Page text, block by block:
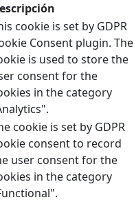
cookie is set by GDPR
Consent plugin. The
is used to store the
consent for the
in the category
cookie is set by GDPR
consent to record
user consent for the
in the category